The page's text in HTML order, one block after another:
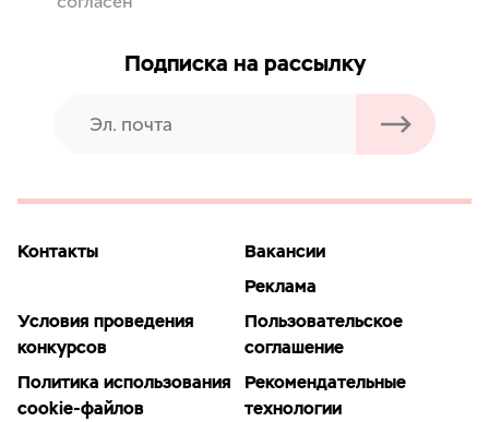
Подписка на рассылку
Контакты
Вакансии
Реклама
Условия проведения
конкурсов
Пользовательское
соглашение
Политика использования
cookie-файлов
Рекомендательные
технологии